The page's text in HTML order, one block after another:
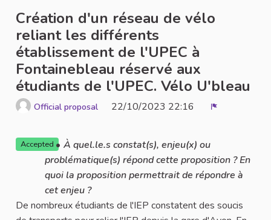
Création d'un réseau de vélo
reliant les différents
établissement de l'UPEC à
Fontainebleau réservé aux
étudiants de l'UPEC. Vélo U'bleau
Official proposal 22/10/2023 22:16
Accepted
À quel.le.s constat(s), enjeu(x) ou
problématique(s) répond cette proposition ? En
quoi la proposition permettrait de répondre à
cet enjeu ?
De nombreux étudiants de l'IEP constatent des soucis